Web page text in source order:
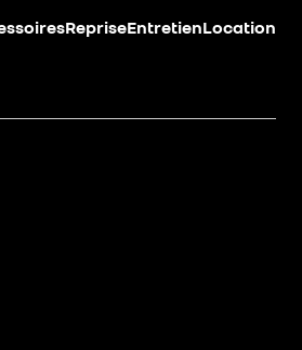
RepriseEntretienLocation